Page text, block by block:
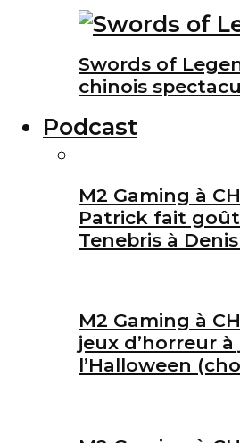
Swords of
chinois
Podcast
M2 Gaming à
Patrick fait
Tenebris à
M2 Gaming à
jeux d’horreur à
l’Halloween